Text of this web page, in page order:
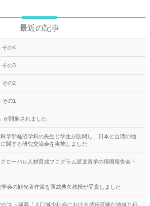
最近の記事
その4
その3
その2
その1
が開催されました
学部経済学科の先生と学生が訪問し、日本と台湾の地
関する研究交流会を実施しました
ローバル人材育成プログラム派遣留学の帰国報告会・
会の観光著作賞を西成典久教授が受賞しました
ゲスト講義「人口減少社会における持続可能な地域と行